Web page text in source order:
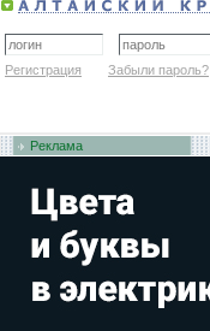
Регистрация Забыли пароль?
Реклама